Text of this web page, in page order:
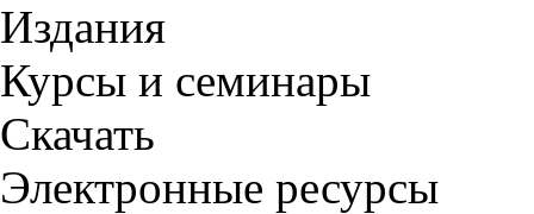
Издания
Курсы и семинары
Скачать
Электронные ресурсы